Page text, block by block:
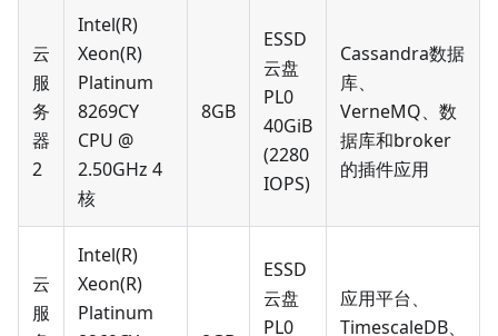
云
服
务
器
2
Intel(R)
Xeon(R)
Platinum
8269CY
CPU @
2.50GHz 4
核
8GB
ESSD
云盘
PL0
40GiB
(2280
IOPS)
Cassandra数据
库、
VerneMQ、数
据库和broker
的插件应用
云
服
Intel(R)
Xeon(R)
Platinum
ESSD
云盘
PL0
应用平台、
TimescaleDB、